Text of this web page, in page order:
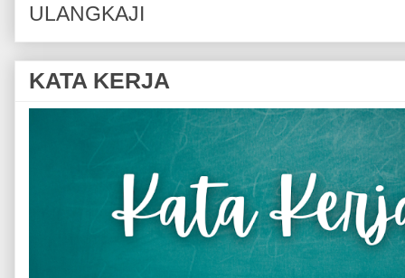
ULANGKAJI
KATA KERJA